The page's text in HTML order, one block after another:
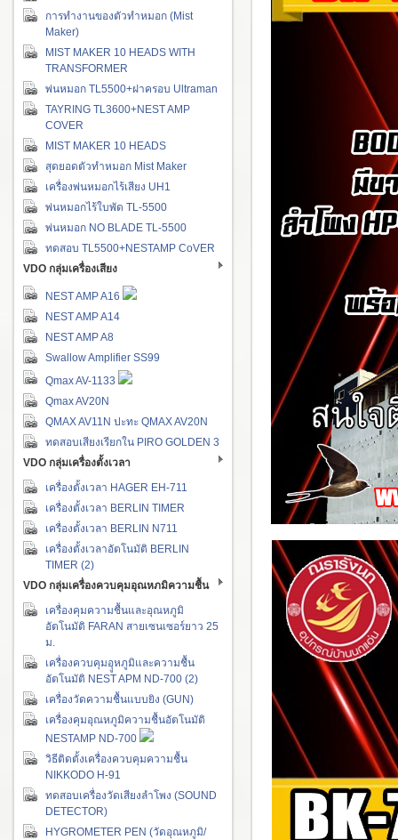
การทำงานของตัวทำหมอก (Mist
Maker)
MIST MAKER 10 HEADS WITH
TRANSFORMER
พ่นหมอก TL5500+ฝาครอบ Ultraman
TAYRING TL3600+NEST AMP
COVER
MIST MAKER 10 HEADS
สุดยอดตัวทำหมอก Mist Maker
เครื่องพ่นหมอกไร้เสียง UH1
พ่นหมอกไร้ใบพัด TL-5500
พ่นหมอก NO BLADE TL-5500
ทดสอบ TL5500+NESTAMP CoVER
VDO กลุ่มเครื่องเสียง
NEST AMP A16
NEST AMP A14
NEST AMP A8
Swallow Amplifier SS99
Qmax AV-1133
Qmax AV20N
QMAX AV11N ปะทะ QMAX AV20N
ทดสอบเสียงเรียกใน PIRO GOLDEN 3
VDO กลุ่มเครื่องตั้งเวลา
เครื่องตั้งเวลา HAGER EH-711
เครื่องตั้งเวลา BERLIN TIMER
เครื่องตั้งเวลา BERLIN N711
เครื่องตั้งเวลาอัตโนมัติ BERLIN
TIMER (2)
VDO กลุ่มเครื่องควบคุมอุณหภมิความชื้น
เครื่องคุมความชื้นและอุณหภูมิ
อัตโนมัติ FARAN สายเซนเซอร์ยาว 25
ม.
เครื่องควบคุมอุูหภูมิและความชื้น
อัตโนมัติ NEST APM ND-700 (2)
เครื่องวัดความชื้นแบบยิง (GUN)
เครื่องคุมอุณหภูมิความชื้นอัตโนมัติ
NESTAMP ND-700
วิธีติดตั้งเครื่องควบคุมความชื้น
NIKKODO H-91
ทดสอบเครื่องวัดเสียงลำโพง (SOUND
DETECTOR)
HYGROMETER PEN (วัดอุณหภูมิ/